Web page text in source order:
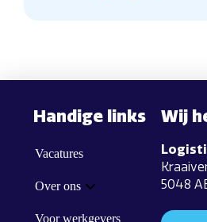
Handige links
Vacatures
Over ons
Voor werkgevers
Wij
5048